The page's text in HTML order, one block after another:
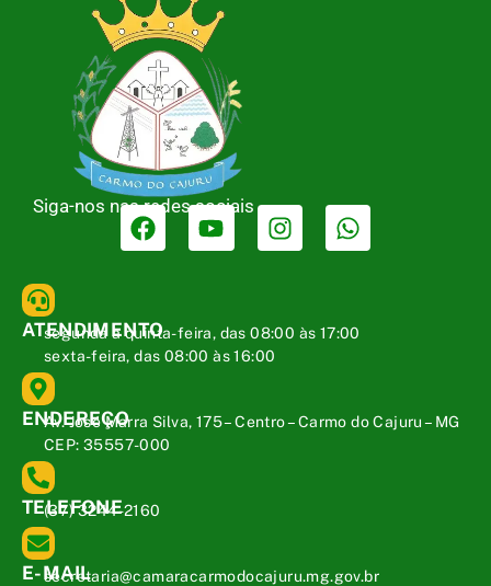
Siga-nos nas redes sociais
ATENDIMENTO
segunda a quinta-feira, das 08:00 às 17:00
sexta-feira, das 08:00 às 16:00
ENDEREÇO
Av. José Marra Silva, 175 – Centro – Carmo do Cajuru – MG
CEP: 35557-000
TELEFONE
(37) 3244-2160
E-MAIL
secretaria@camaracarmodocajuru.mg.gov.br